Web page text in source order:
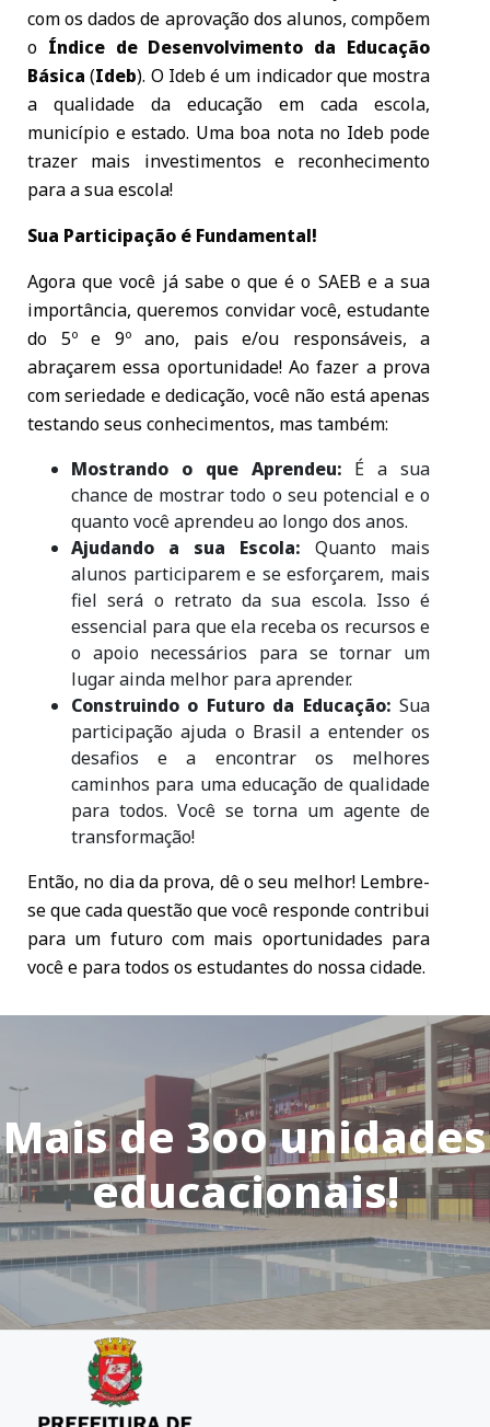
com os dados de aprovação dos alunos, compõem
o Índice de Desenvolvimento da Educação
Básica (Ideb). O Ideb é um indicador que mostra
a qualidade da educação em cada escola,
município e estado. Uma boa nota no Ideb pode
trazer mais investimentos e reconhecimento
para a sua escola!
Sua Participação é Fundamental!
Agora que você já sabe o que é o SAEB e a sua
importância, queremos convidar você, estudante
do 5º e 9º ano, pais e/ou responsáveis, a
abraçarem essa oportunidade! Ao fazer a prova
com seriedade e dedicação, você não está apenas
testando seus conhecimentos, mas também:
Mostrando o que Aprendeu: É a sua
chance de mostrar todo o seu potencial e o
quanto você aprendeu ao longo dos anos.
Ajudando a sua Escola: Quanto mais
alunos participarem e se esforçarem, mais
fiel será o retrato da sua escola. Isso é
essencial para que ela receba os recursos e
o apoio necessários para se tornar um
lugar ainda melhor para aprender.
Construindo o Futuro da Educação: Sua
participação ajuda o Brasil a entender os
desafios e a encontrar os melhores
caminhos para uma educação de qualidade
para todos. Você se torna um agente de
transformação!
Então, no dia da prova, dê o seu melhor! Lembre-
se que cada questão que você responde contribui
para um futuro com mais oportunidades para
você e para todos os estudantes do nossa cidade.
Mais de 3oo unidades
educacionais!